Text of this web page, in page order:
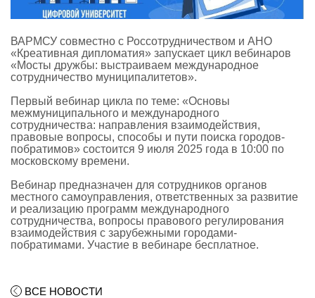
ВАРМСУ совместно с Россотрудничеством и АНО
«Креативная дипломатия» запускает цикл вебинаров
«Мосты дружбы: выстраиваем международное
сотрудничество муниципалитетов».
Первый вебинар цикла по теме: «Основы
межмуниципального и международного
сотрудничества: направления взаимодействия,
правовые вопросы, способы и пути поиска городов-
побратимов» состоится 9 июля 2025 года в 10:00 по
московскому времени.
Вебинар предназначен для сотрудников органов
местного самоуправления, ответственных за развитие
и реализацию программ международного
сотрудничества, вопросы правового регулирования
взаимодействия с зарубежными городами-
побратимами. Участие в вебинаре бесплатное.
ВСЕ НОВОСТИ